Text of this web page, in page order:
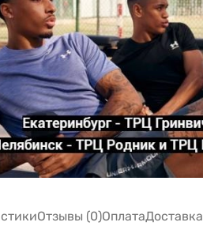
Отзывы (0)ОплатаДоставка